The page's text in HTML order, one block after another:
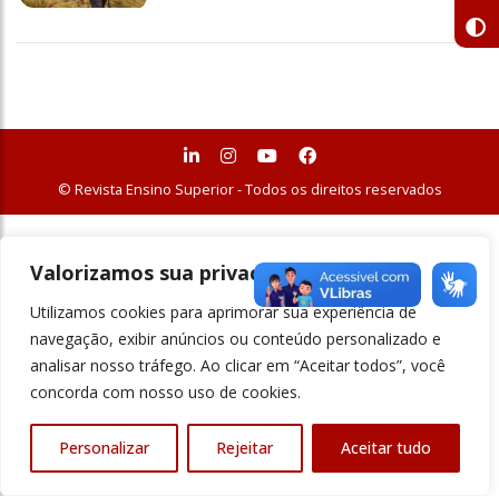
Valorizamos sua privacidade
Utilizamos cookies para aprimorar sua experiência de
navegação, exibir anúncios ou conteúdo personalizado e
analisar nosso tráfego. Ao clicar em “Aceitar todos”, você
concorda com nosso uso de cookies.
Personalizar Rejeitar Aceitar tudo
© Revista Ensino Superior - Todos os direitos reservados